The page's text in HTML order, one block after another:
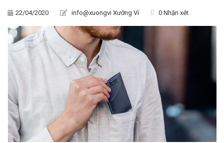
22/04/2020 info@xuongvi Xưởng Ví 0 Nhận xét